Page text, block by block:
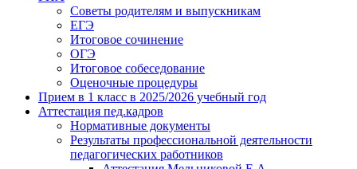
Советы родителям и выпускникам
ЕГЭ
Итоговое сочинение
ОГЭ
Итоговое собеседование
Оценочные процедуры
Прием в 1 класс в 2025/2026 учебный год
Аттестация пед.кадров
Нормативные документы
Результаты профессиональной деятельности
педагогических работников